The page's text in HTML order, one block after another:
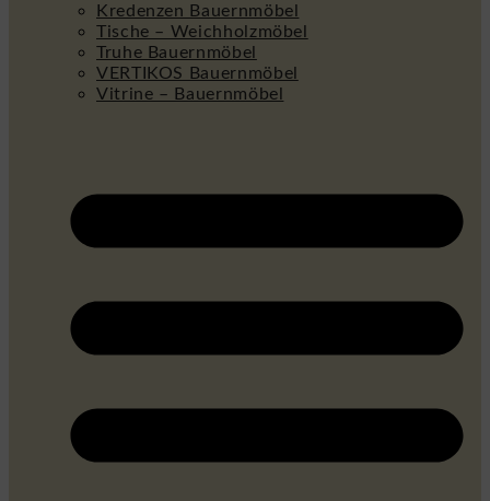
Kredenzen Bauernmöbel
Tische – Weichholzmöbel
Truhe Bauernmöbel
VERTIKOS Bauernmöbel
Vitrine – Bauernmöbel